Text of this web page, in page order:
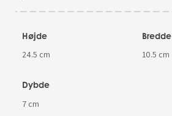
Højde
24.5 cm
Bredde
10.5 cm
Dybde
7 cm